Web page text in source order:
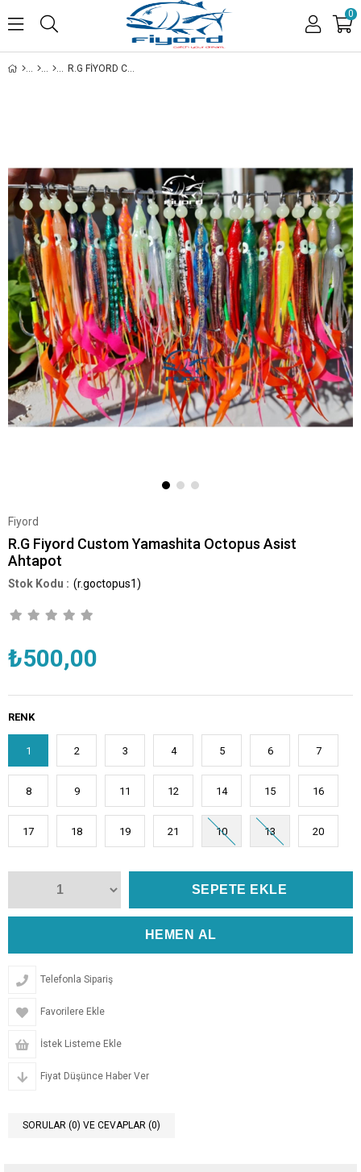
0
R.G FIYORD CUSTOM YAMASHITA OCTOPUS ASIST AHTAPOT
Fiyord
R.G Fiyord Custom Yamashita Octopus Asist
Ahtapot
(r.goctopus1)
₺500,00
RENK
1 2 3 4 5 6 7
8 9 11 12 14 15 16
17 18 19 21 10 13 20
Telefonla Sipariş
Favorilere Ekle
İstek Listeme Ekle
Fiyat Düşünce Haber Ver
SORULAR (0) VE CEVAPLAR (0)